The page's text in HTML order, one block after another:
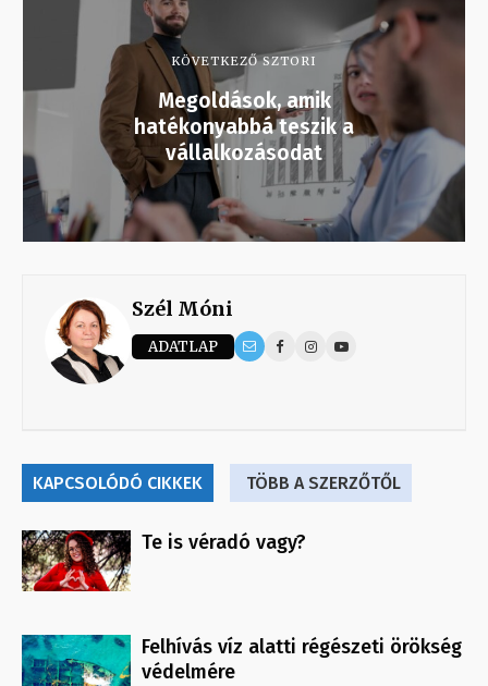
KÖVETKEZŐ SZTORI
Megoldások, amik
hatékonyabbá teszik a
vállalkozásodat
Szél Móni
ADATLAP
KAPCSOLÓDÓ CIKKEK TÖBB A SZERZŐTŐL
Te is véradó vagy?
Felhívás víz alatti régészeti örökség
védelmére